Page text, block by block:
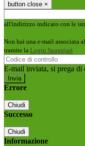
button close ×
all'indirizzo indicato con le
Non hai una e-mail associata
tramite la Login Spaggiari
E-mail inviata, si prega di
Errore
Chiudi
Successo
Chiudi
Informazione